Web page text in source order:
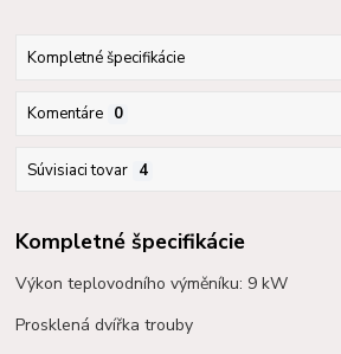
Kompletné špecifikácie
Komentáre 0
Súvisiaci tovar 4
Kompletné špecifikácie
Výkon teplovodního výměníku: 9 kW
Prosklená dvířka trouby